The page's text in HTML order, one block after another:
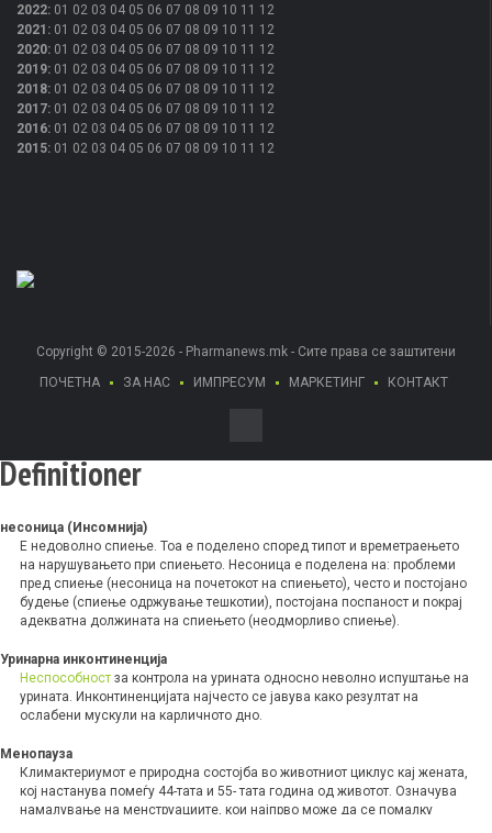
2022: 01 02 03 04 05 06 07 08 09 10 11 12
2021 : 01 02 03 04 05 06 07 08 09 10 11 12
2020: 01 02 03 04 05 06 07 08 09 10 11 12
2019: 01 02 03 04 05 06 07 08 09 10 11 12
2018: 01 02 03 04 05 06 07 08 09 10 11 12
2017: 01 02 03 04 05 06 07 08 09 10 11 12
2016: 01 02 03 04 05 06 07 08 09 10 11 12
2015: 01 02 03 04 05 06 07 08 09 10 11 12
Copyright © 2015-2026 - Pharmanews.mk - Сите права се заштитени
ПОЧЕТНА
ЗА НАС ИМПРЕСУМ МАРКЕТИНГ КОНТАКТ
Definitioner
несоница (Инсомнија)
Е недоволно спиење. Тоа е поделено според типот и времетраењето
на нарушувањето при спиењето. Несоница е поделена на: проблеми
пред спиење (несоница на почетокот на спиењето), често и постојано
будење (спиење одржување тешкотии), постојана поспаност и покрај
адекватна должината на спиењето (неодморливо спиење).
Уринарна инконтиненција
Неспособност за контрола на урината односно неволно испуштање на
урината. Инконтиненцијата најчесто се јавува како резултат на
ослабени мускули на карличното дно.
Менопауза
Климактериумот е природна состојба во животниот циклус кај жената,
кој настанува помеѓу 44-тата и 55- тата година од животот. Означува
намалување на менструациите, кои најпрво може да се помалку